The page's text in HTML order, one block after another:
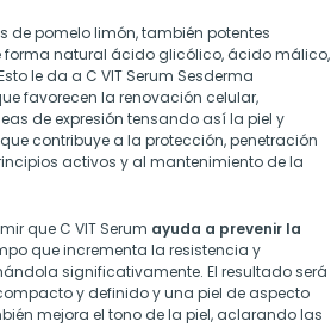
de pomelo limón, también potentes
forma natural ácido glicólico, ácido málico,
le da a C VIT Serum Sesderma
favorecen la renovación celular,
de expresión tensando así la piel y
que contribuye a la protección, penetración
activos y al mantenimiento de la
que C VIT Serum ayuda a prevenir la
que incrementa la resistencia y
significativamente. El resultado será
y definido y una piel de aspecto
mejora el tono de la piel, aclarando las